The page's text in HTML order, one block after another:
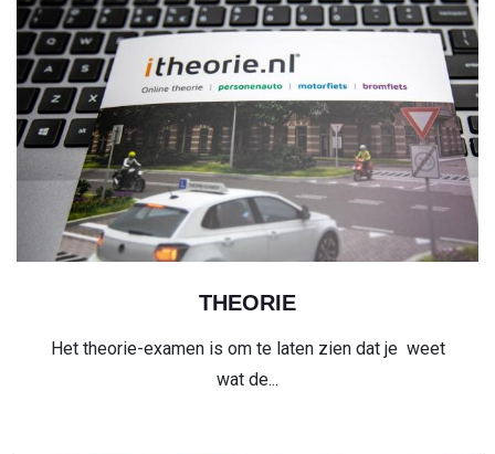
THEORIE
Het theorie-examen is om te laten zien dat je weet
wat de...